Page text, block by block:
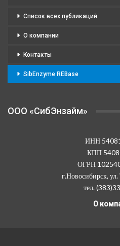
Список всех публикаций
О компании
Контакты
SibEnzyme REBase
OOO «СибЭнзайм»
ИНН
КПП
ОГРН
г.Новосибирск,
тел.
О